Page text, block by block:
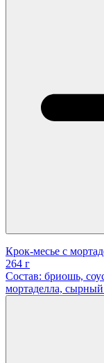
Крок-месье с
264 г
Состав: бриошь,
мортаделла,